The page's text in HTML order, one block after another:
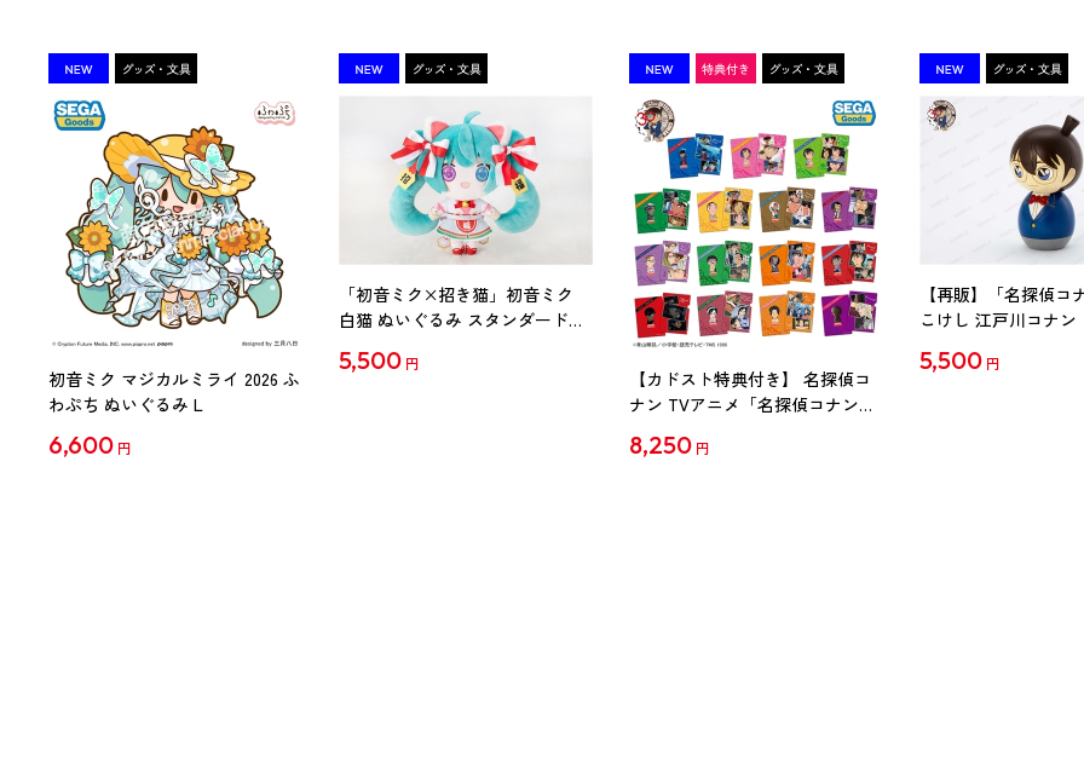
初音ミク マジカルミライ 2026 ふ
わぷち ぬいぐるみ L
6,600 円
「初音ミク×招き猫」初音ミク
白猫 ぬいぐるみ スタンダード
5,500 円
【カドスト特典付き】 名探偵コ
ナン TVアニメ「名探偵コナン」
【1BOX】
8,250 円
【再販】「名探偵コ
こけし 江戸川コナン
5,500 円